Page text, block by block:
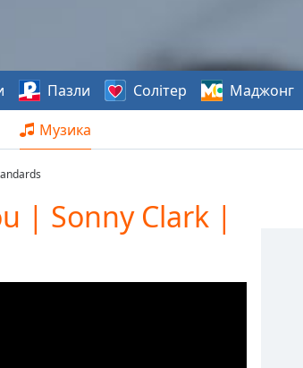
Музика
Пазли Солітер Маджонг
| Sonny Clark |